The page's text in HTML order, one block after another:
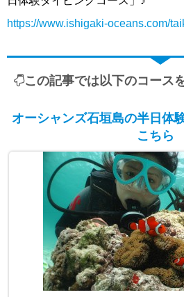
https://www.ishigaki-oceans.com/
この記事では以下のコース
オーシャンズ石垣島の半日体
こちら